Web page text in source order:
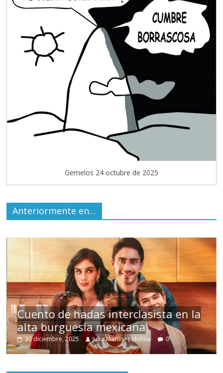
Gemelos 24 octubre de 2025
Anteriormente en…
Cuento de hadas interclasista en la
alta burguesía mexicana
30 diciembre, 2025 Julio Martínez Molina 0